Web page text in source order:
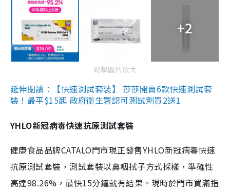
+2
點擊圖片放大
延伸閱讀：【快速測試套裝】 莎莎開賣6款快速測試套
裝！最平$15起 政府衛生署認可測試劑買2送1
YHLO新冠病毒快速抗原測試套裝
健康食品品牌CATALO門市現正發售YHLO新冠病毒快速
抗原測試套裝，測試套裝以鼻咽拭子方式採樣，準確性
高達98.26%，最快15分鐘就有結果。現時於門市買滿指